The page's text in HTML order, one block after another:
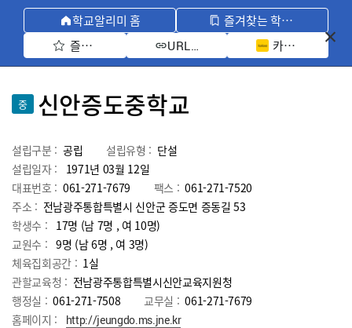
학교알리미 홈
즐겨찾는 학교 모아보기
즐겨찾기 선택
URL 복사 카카오톡 공유
중 신안증도중학교
설립구분 : 공립 설립유형 : 단설
설립일자 :
1971년 03월 12일
대표번호 : 061-271-7679 팩스 : 061-271-7520
주소 : 전남광주통합특별시 신안군 증도면 증동길 53
학생수 : 17명 (남 7명 , 여 10명)
교원수 : 9명 (남6명 , 여 3명)
체육집회공간 : 1실
관할교육청 : 전남광주통합특별시신안교육지원청
행정실 : 061-271-7508 교무실 : 061-271-7679
홈페이지 :
http://jeungdo.ms.jne.kr